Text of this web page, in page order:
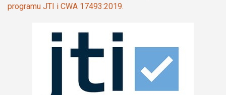
programu JTI i CWA 17493:2019.